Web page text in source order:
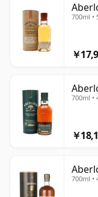
700ml •
￥
700ml •
￥
700ml •